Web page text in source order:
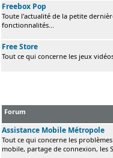
Freebox Pop
Toute l'actualité de la petite
fonctionnalités...
Free Store
Tout ce qui concerne les jeux
Forum
Assistance Mobile Métropole
Tout ce qui concerne les
mobile, partage de connexion, les